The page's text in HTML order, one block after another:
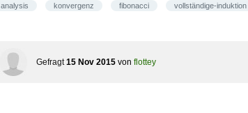
analysis konvergenz fibonacci vollständige-induktion
Gefragt 15 Nov 2015 von flottey